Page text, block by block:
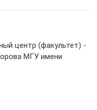
центр (факультет) -
МГУ имени